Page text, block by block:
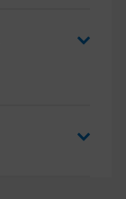
arrow-right
arrow-right